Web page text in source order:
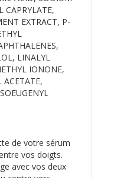
CAPRYLATE,
EXTRACT, P-
LINALYL
IONONE,
ACETATE,
de votre sérum
vos doigts.
avec vos deux